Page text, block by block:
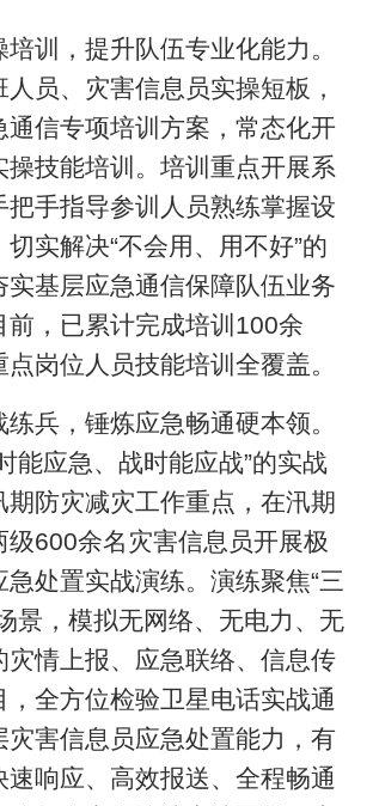
训，提升队伍专业化能力。
员、灾害信息员实操短板，
通信专项培训方案，常态化开
操技能培训。培训重点开展系
把手指导参训人员熟练掌握设
实解决“不会用、用不好”的
实基层应急通信保障队伍业务
前，已累计完成培训100余
点岗位人员技能培训全覆盖。
兵，锤炼应急畅通硬本领。
能应急、战时能应战”的实战
期防灾减灾工作重点，在汛期
级600余名灾害信息员开展极
处置实战演练。演练聚焦“三
景，模拟无网络、无电力、无
灾情上报、应急联络、信息传
，全方位检验卫星电话实战通
灾害信息员应急处置能力，有
速响应、高效报送、全程畅通